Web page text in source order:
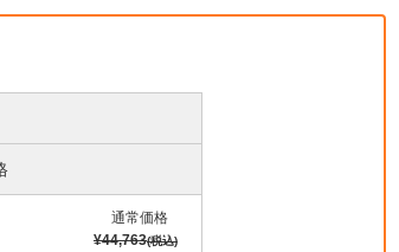
通常価格
¥44,763(税込)